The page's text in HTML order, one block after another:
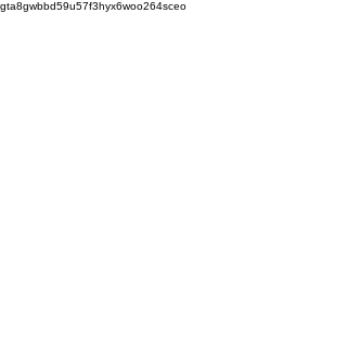
gta8gwbbd59u57f3hyx6woo264sceo